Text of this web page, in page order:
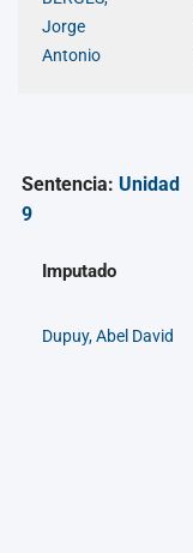
Jorge
Antonio
Sentencia: Unidad
9
Imputado
Dupuy, Abel David